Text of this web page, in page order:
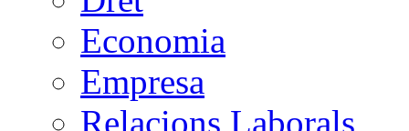
Economia
Empresa
Relacions Laborals